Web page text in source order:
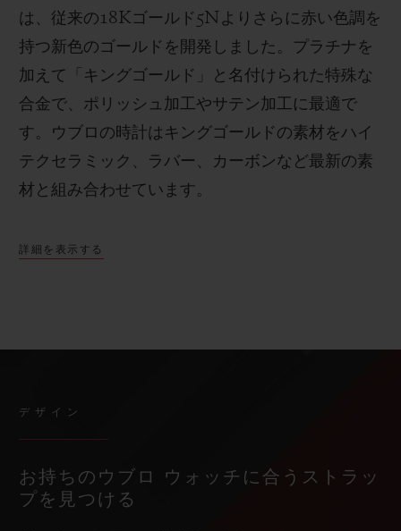
は、従来の18Kゴールド 5N よりさらに赤い色調を
持つ新色のゴールドを開発しました。プラチナを
加えて「キングゴールド」と名付けられた特殊な
合金で、ポリッシュ加工やサテン加工に最適で
す。 ウブロの時計はキングゴールドの素材をハイ
テクセラミック、ラバー、カーボンなど最新の素
材と組み合わせています。
詳細を表示する
デザイン
お持ちのウブロ ウォッチに合うストラッ
プを見つける